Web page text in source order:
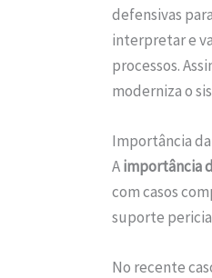
defensivas
interpretar e
processos.
moderniza o
Importância
Aimportância
com casos
suporte
No recente